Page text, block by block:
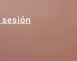
sesión